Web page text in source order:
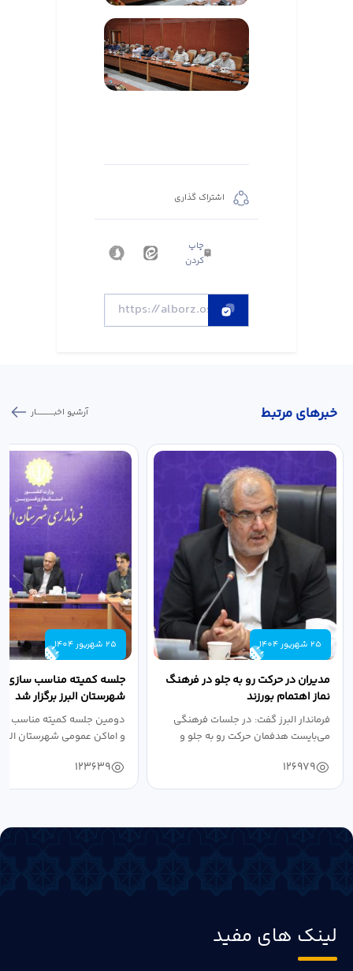
اشتراک گذاری
چاپ
کردن
خبر‌های مرتبط آرشیو اخبـــــــــــار
25 شهریور 1404
مدیران در حرکت رو به جلو در فرهنگ
نماز اهتمام بورزند
فرماندار البرز گفت: در جلسات فرهنگی
می‌بایست هدفمان حرکت رو به جلو و
126979
25 شهریور 1404
جلسه کمیته مناسب سازی
شهرستان البرز برگزار شد
دومین جلسه کمیته مناسب
و اماکن عمومی شهرستان
123639
لینک های مفید